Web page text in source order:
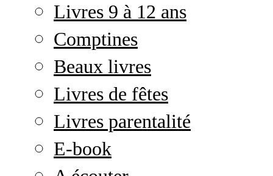
Livres 9 à 12 ans
Comptines
Beaux livres
Livres de fêtes
Livres parentalité
E-book